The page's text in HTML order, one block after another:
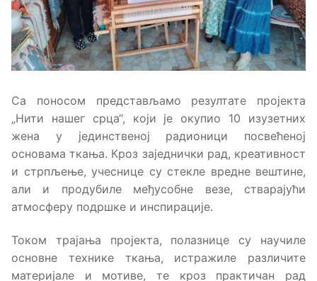
Са поносом представљамо резултате пројекта
„Нити нашег срца“, који је окупио 10 изузетних
жена у јединственој радионици посвећеној
основама ткања. Кроз заједнички рад, креативност
и стрпљење, учеснице су стекле вредне вештине,
али и продубиле међусобне везе, стварајући
атмосферу подршке и инспирације.
Током трајања пројекта, полазнице су научиле
основне технике ткања, истражиле различите
материјале и мотиве, те кроз практичан рад